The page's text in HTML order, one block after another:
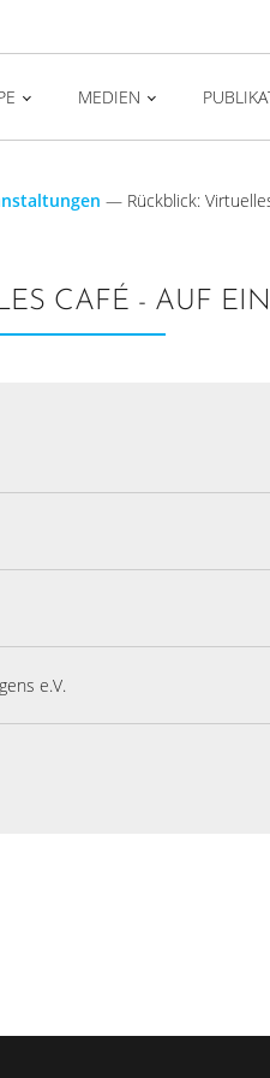
MEDIEN
— Rückblick:
CAFÉ - AUF
e.V.